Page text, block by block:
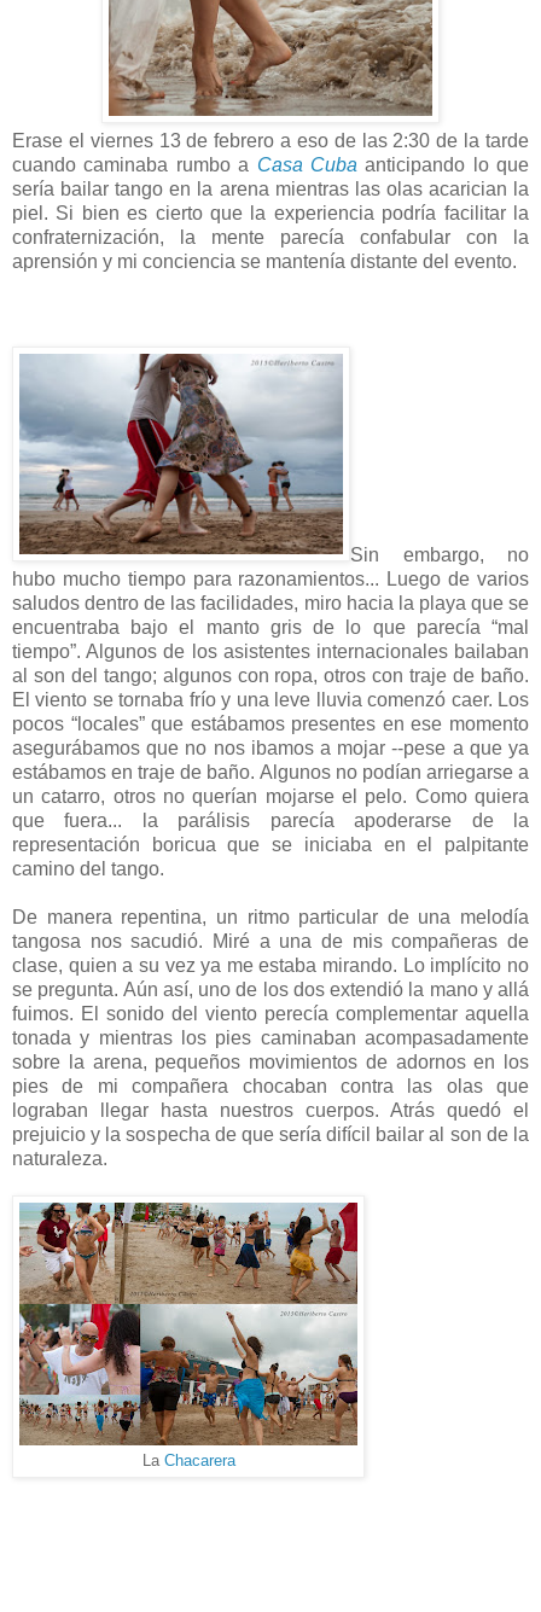
Erase el viernes 13 de febrero a eso de las 2:30 de la tarde
cuando caminaba rumbo a Casa Cuba anticipando lo que
sería bailar tango en la arena mientras las olas acarician la
piel. Si bien es cierto que la experiencia podría facilitar la
confraternización, la mente parecía confabular con la
aprensión y mi conciencia se mantenía distante del evento.
Sin embargo, no
hubo mucho tiempo para razonamientos... Luego de varios
saludos dentro de las facilidades, miro hacia la playa que se
encuentraba bajo el manto gris de lo que parecía “mal
tiempo”. Algunos de los asistentes internacionales bailaban
al son del tango; algunos con ropa, otros con traje de baño.
El viento se tornaba frío y una leve lluvia comenzó caer. Los
pocos “locales” que estábamos presentes en ese momento
asegurábamos que no nos ibamos a mojar --pese a que ya
estábamos en traje de baño. Algunos no podían arriegarse a
un catarro, otros no querían mojarse el pelo. Como quiera
que fuera... la parálisis parecía apoderarse de la
representación boricua que se iniciaba en el palpitante
camino del tango.
De manera repentina, un ritmo particular de una melodía
tangosa nos sacudió. Miré a una de mis compañeras de
clase, quien a su vez ya me estaba mirando. Lo implícito no
se pregunta. Aún así, uno de los dos extendió la mano y allá
fuimos. El sonido del viento perecía complementar aquella
tonada y mientras los pies caminaban acompasadamente
sobre la arena, pequeños movimientos de adornos en los
pies de mi compañera chocaban contra las olas que
lograban llegar hasta nuestros cuerpos. Atrás quedó el
prejuicio y la sospecha de que sería difícil bailar al son de la
naturaleza.
La Chacarera